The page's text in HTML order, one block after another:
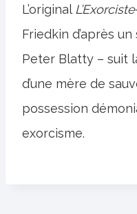
L’original L’Exorciste
Friedkin d’après
Peter Blatty – suit
d’une mère de
possession
exorcisme.